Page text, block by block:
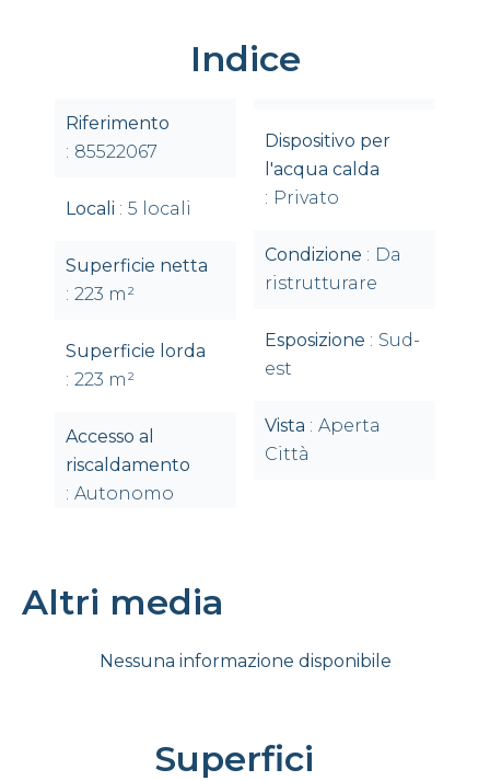
Indice
Riferimento
85522067
Locali 5 locali
Superficie netta
223 m²
Superficie lorda
223 m²
Accesso al
riscaldamento
Autonomo
Dispositivo per
l'acqua calda
Privato
Condizione
Da
ristrutturare
Esposizione
Sud-
est
Vista
Aperta
Città
Altri media
Nessuna informazione disponibile
Superfici